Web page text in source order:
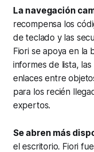
La navegación
recompensa los
de teclado y las
Fiori se apoya en la
informes de lista,
enlaces entre
para los recién
expertos.
Se abren más
el escritorio. Fiori